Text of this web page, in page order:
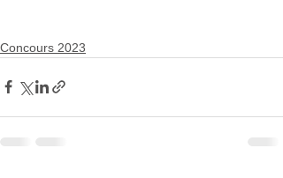
Concours 2023